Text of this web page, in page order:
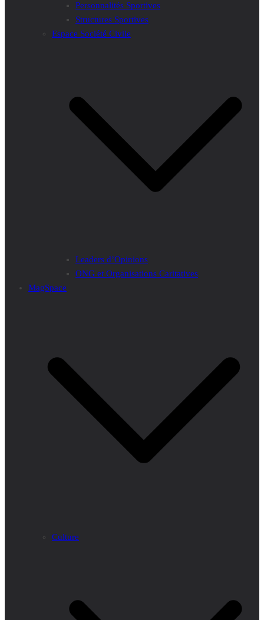
Personnalités Sportives
Structures Sportives
Espace Société Civile
Leaders d’Opinions
ONG et Organisations Caritatives
MagSpace
Culture